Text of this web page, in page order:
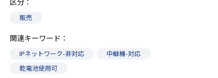
販売
関連キーワード
IPネットワーク-非対応
中継機-対応
乾電池使用可